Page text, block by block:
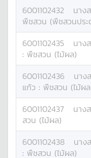
6001102432 นาง
พืชสวน (พืชสวนประ
6001102435 นาง
: พืชสวน (ไม้ผล)
6001102436 นาง
แก้ว : พืชสวน (ไม้ผ
6001102437 นาง
สวน (ไม้ผล)
6001102438 นาง
: พืชสวน (ไม้ผล)